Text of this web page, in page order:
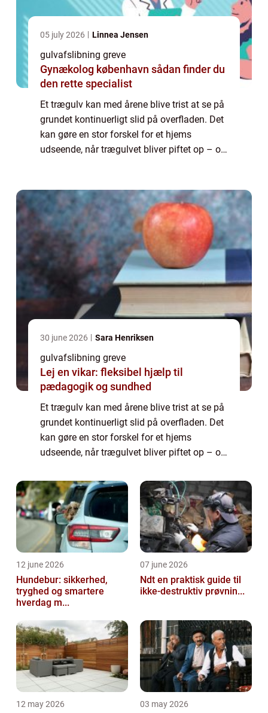
05 july 2026 Linnea Jensen
gulvafslibning greve
Gynækolog københavn sådan finder du
den rette specialist
Et trægulv kan med årene blive trist at se på
grundet kontinuerligt slid på overfladen. Det
kan gøre en stor forskel for et hjems
udseende, når trægulvet bliver piftet op – og
30 june 2026 Sara Henriksen
gulvafslibning greve
Lej en vikar: fleksibel hjælp til
pædagogik og sundhed
Et trægulv kan med årene blive trist at se på
grundet kontinuerligt slid på overfladen. Det
kan gøre en stor forskel for et hjems
udseende, når trægulvet bliver piftet op – og
12 june 2026
Hundebur: sikkerhed,
tryghed og smartere
hverdag m...
07 june 2026
Ndt en praktisk guide til
ikke-destruktiv prøvnin...
12 may 2026 03 may 2026